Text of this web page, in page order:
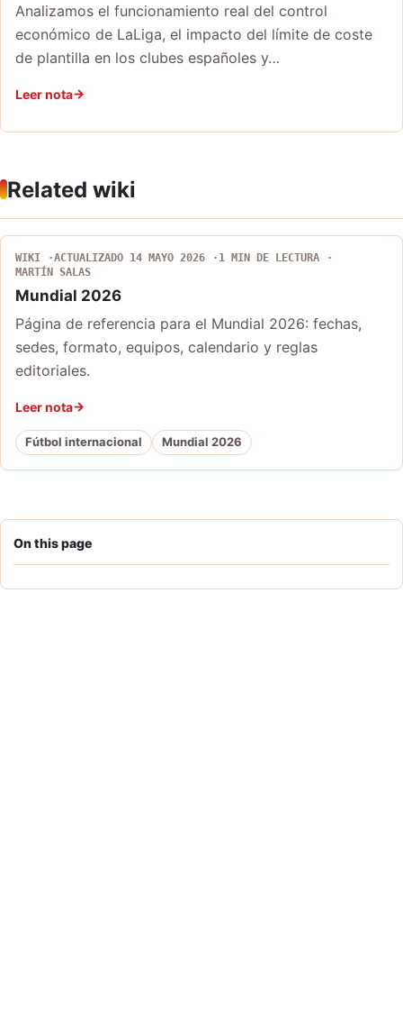
On this page
Por que importa
Analizamos el funcionamiento real del control
económico de LaLiga, el impacto del límite de coste
de plantilla en los clubes españoles y…
Leer nota
Related wiki
WIKI ACTUALIZADO 14 MAYO 2026
1 MIN DE LECTURA
MARTÍN SALAS
Mundial 2026
Página de referencia para el Mundial 2026: fechas,
sedes, formato, equipos, calendario y reglas
editoriales.
Leer nota
Fútbol internacional Mundial 2026